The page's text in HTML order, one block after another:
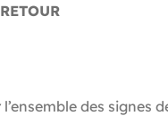
des signes